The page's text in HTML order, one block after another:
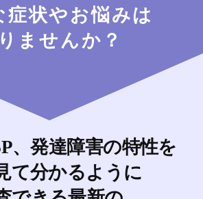
症状やお悩みは
ませんか？
、発達障害の特性を
て分かるように